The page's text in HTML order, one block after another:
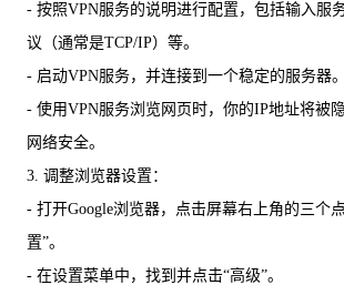
- 按照VPN服务的说明进行配置，包括输入服
议（通常是TCP/IP）等。
- 启动VPN服务，并连接到一个稳定的服务器。
- 使用VPN服务浏览网页时，你的IP地址将被
网络安全。
3. 调整浏览器设置：
- 打开Google浏览器，点击屏幕右上角的三个
置”。
- 在设置菜单中，找到并点击“高级”。